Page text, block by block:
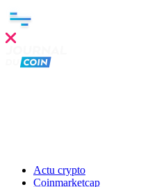
Actu crypto
Coinmarketcap